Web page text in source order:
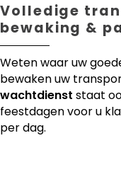
Volledige
bewaking &
Weten waar uw
bewaken uw
wachtdienst staat
feestdagen voor u
per dag.